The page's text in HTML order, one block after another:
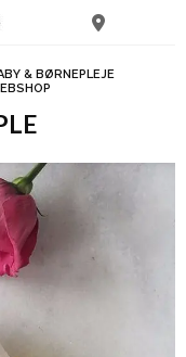
& BØRNEPLEJE